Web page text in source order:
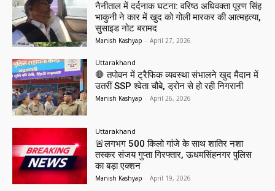
नैनीताल में दर्दनाक घटना: वरिष्ठ अधिवक्ता पूरण सिंह
भाकुनी ने कार में खुद को गोली मारकर की आत्महत्या,
सुसाइड नोट बरामद
Manish Kashyap - April 27, 2026
Uttarakhand
🛑 तपोवन में ट्रैफिक व्यवस्था संभालने खुद मैदान में
उतरीं SSP श्वेता चौबे, ड्रोन से हो रही निगरानी
Manish Kashyap - April 26, 2026
Uttarakhand
🚨लगभग 500 किलो गांजे के साथ शातिर नशा
तस्कर संजय गुप्ता गिरफ्तार, ऊधमसिंहनगर पुलिस
का बड़ा एक्शन
Manish Kashyap - April 19, 2026